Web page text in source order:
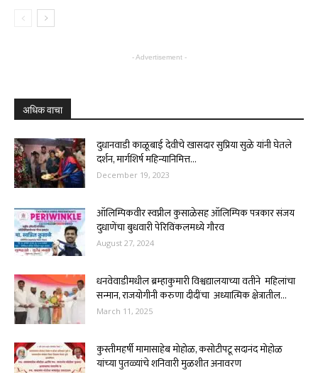
- Advertisement -
अधिक वाचा
दुधानवाडी काळूबाई देवीचे खासदार सुप्रिया सुळे यांनी घेतले
दर्शन, मार्गशिर्ष महिन्यानिमित्त...
December 19, 2023
ऑलिम्पिकवीर स्वप्नील कुसाळेसह ऑलिम्पिक पत्रकार संजय
दुधाणेंचा बुधवारी पेरिविंकलमध्ये गौरव
August 27, 2024
धनवेवाडीमधील ब्रम्हाकुमारी विश्वद्यालयाच्या वतीने महिलांचा
सन्मान, राजयोगीनी करुणा दीदींचा अध्यात्मिक क्षेत्रातील...
March 11, 2025
कुस्तीमहर्षी मामासाहेब मोहोळ, कसोटीपटू सदानंद मोहोळ
यांच्‍या पुतळ्यांचे शनिवारी मुळशीत अनावरण